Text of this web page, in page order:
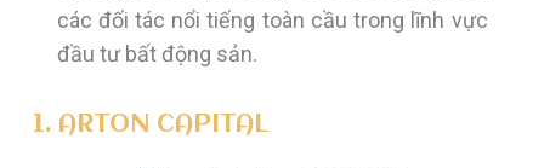
các đối tác nổi tiếng toàn cầu trong lĩnh vực
đầu tư bất động sản.
1. ARTON CAPITAL